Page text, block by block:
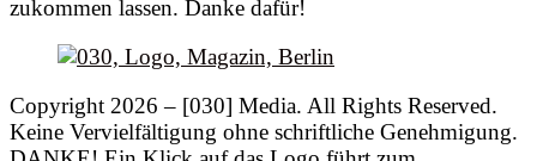
zukommen lassen. Danke dafür!
Copyright 2026 – [030] Media. All Rights Reserved.
Keine Vervielfältigung ohne schriftliche Genehmigung.